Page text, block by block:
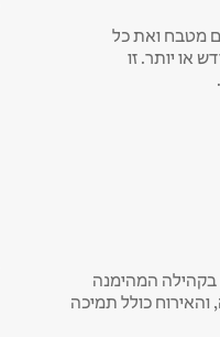
מטבח ואת כל
או יותר. זו
בקהילה המהימנה
והאירוח כולל תמיכה